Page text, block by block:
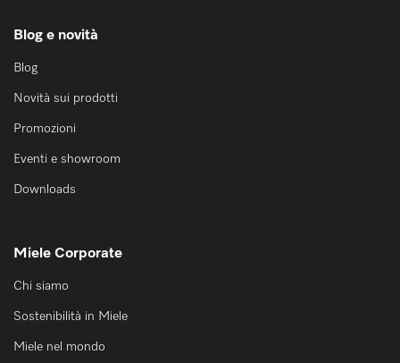
Blog e novità
Blog
Novità sui prodotti
Promozioni
Eventi e showroom
Downloads
Miele Corporate
Chi siamo
Sostenibilità in Miele
Miele nel mondo